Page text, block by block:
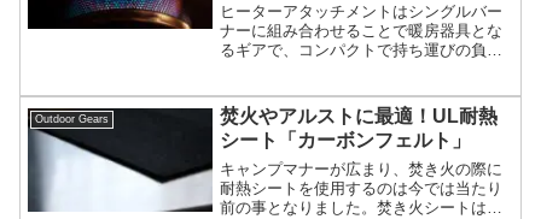
ヒーターアタッチメントはシングルバー
ナーに組み合わせることで暖房器具とな
るギアで、コンパクトで持ち運びの負担
たものだけでなく、目でも楽しめるお洒
落なものも登場していますので、冬キャ
ンプの準備にチェックしてみてくださ
い。
Outdoor Gears
焚火やアルストに最適！UL耐熱
シート「カーボンフェルト」
キャンプマナーが広まり、焚き火の際に
耐熱シートを使用するのは今では当たり
前の事となりました。焚き火シートは自